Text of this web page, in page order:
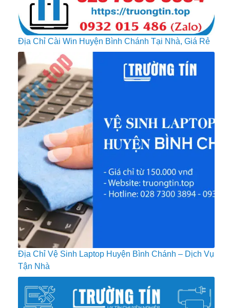
Địa Chỉ Cài Win Huyện Bình Chánh Tại Nhà, Giá Rẻ
Địa Chỉ Vệ Sinh Laptop Huyện Bình Chánh – Dịch Vụ
Tận Nhà